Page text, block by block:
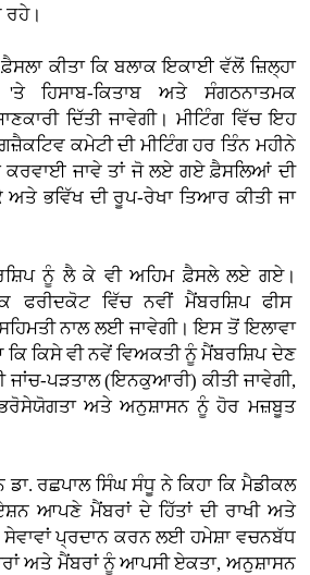
ਰਹੇ।
ਕੀਤਾ ਕਿ ਬਲਾਕ ਇਕਾਈ ਵੱਲੋਂ ਜ਼ਿਲ੍ਹਾ
ਹਿਸਾਬ-ਕਿਤਾਬ ਅਤੇ ਸੰਗਠਨਾਤਮਕ
ਦਿੱਤੀ ਜਾਵੇਗੀ। ਮੀਟਿੰਗ ਵਿੱਚ ਇਹ
ਕਮੇਟੀ ਦੀ ਮੀਟਿੰਗ ਹਰ ਤਿੰਨ ਮਹੀਨੇ
ਕਰਵਾਈ ਜਾਵੇ ਤਾਂ ਜੋ ਲਏ ਗਏ ਫ਼ੈਸਲਿਆਂ ਦੀ
ਅਤੇ ਭਵਿੱਖ ਦੀ ਰੂਪ-ਰੇਖਾ ਤਿਆਰ ਕੀਤੀ ਜਾ
ਨੂੰ ਲੈ ਕੇ ਵੀ ਅਹਿਮ ਫ਼ੈਸਲੇ ਲਏ ਗਏ।
ਫਰੀਦਕੋਟ ਵਿੱਚ ਨਵੀਂ ਮੈਂਬਰਸ਼ਿਪ ਫੀਸ
ਨਾਲ ਲਈ ਜਾਵੇਗੀ। ਇਸ ਤੋਂ ਇਲਾਵਾ
ਕਿਸੇ ਵੀ ਨਵੇਂ ਵਿਅਕਤੀ ਨੂੰ ਮੈਂਬਰਸ਼ਿਪ ਦੇਣ
ਜਾਂਚ-ਪੜਤਾਲ (ਇਨਕੁਆਰੀ) ਕੀਤੀ ਜਾਵੇਗੀ,
ਅਤੇ ਅਨੁਸ਼ਾਸਨ ਨੂੰ ਹੋਰ ਮਜ਼ਬੂਤ
ਰਛਪਾਲ ਸਿੰਘ ਸੰਧੂ ਨੇ ਕਿਹਾ ਕਿ ਮੈਡੀਕਲ
ਆਪਣੇ ਮੈਂਬਰਾਂ ਦੇ ਹਿੱਤਾਂ ਦੀ ਰਾਖੀ ਅਤੇ
ਸੇਵਾਵਾਂ ਪ੍ਰਦਾਨ ਕਰਨ ਲਈ ਹਮੇਸ਼ਾ ਵਚਨਬੱਧ
ਅਤੇ ਮੈਂਬਰਾਂ ਨੂੰ ਆਪਸੀ ਏਕਤਾ, ਅਨੁਸ਼ਾਸਨ